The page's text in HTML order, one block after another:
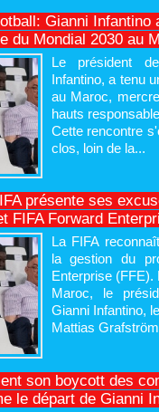
Gianni Infantino
du Mondial 2030 au
Le président
Infantino, a tenu
au Maroc,
hauts
Cette rencontre
clos, loin de la...
présente ses
FIFA Forward
La FIFA
la gestion du
Enterprise (FFE).
Maroc, le
Gianni Infantino,
Mattias
son boycott des
le départ de Gianni